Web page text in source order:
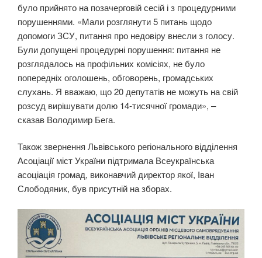
було прийнято на позачерговій сесій і з процедурними
порушеннями. «Мали розглянути 5 питань щодо
допомоги ЗСУ, питання про недовіру внесли з голосу.
Були допущені процедурні порушення: питання не
розглядалось на профільних комісіях, не було
попередніх оголошень, обговорень, громадських
слухань. Я вважаю, що 20 депутатів не можуть на свій
розсуд вирішувати долю 14-тисячної громади», –
сказав Володимир Бега.
Також звернення Львівського регіонального відділення
Асоціації міст України підтримала Всеукраїнська
асоціація громад, виконавчий директор якої, Іван
Слободяник, був присутній на зборах.